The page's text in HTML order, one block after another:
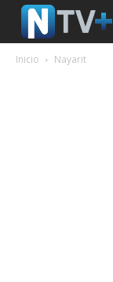
Inicio Nayarit